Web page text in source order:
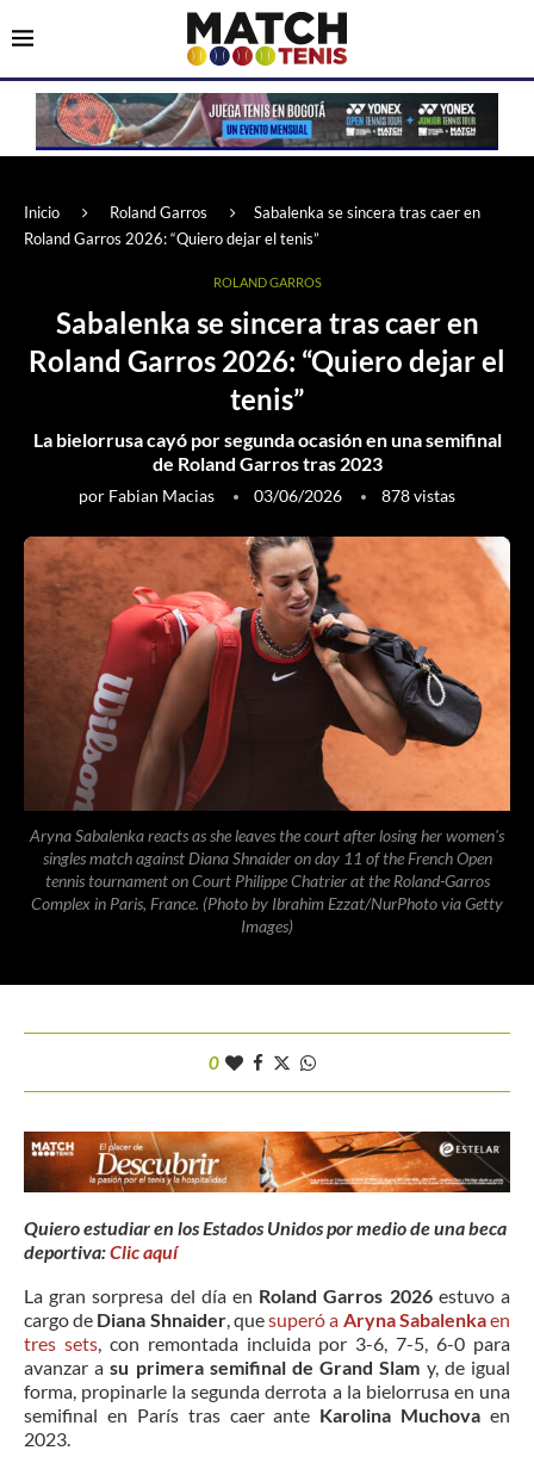
Inicio Roland Garros
Sabalenka se sincera tras caer en
Roland Garros 2026: “Quiero dejar el tenis”
ROLAND GARROS
Sabalenka se sincera tras caer en
Roland Garros 2026: “Quiero dejar el
tenis”
La bielorrusa cayó por segunda ocasión en una semifinal
de Roland Garros tras 2023
por Fabian Macias 03/06/2026 878vistas
Aryna Sabalenka reacts as she leaves the court after losing her women's
singles match against Diana Shnaider on day 11 of the French Open
tennis tournament on Court Philippe Chatrier at the Roland-Garros
Complex in Paris, France. (Photo by Ibrahim Ezzat/NurPhoto via Getty
Images)
0
Quiero estudiar en los Estados Unidos por medio de una beca
deportiva:Clic aquí
La gran sorpresa del día en Roland Garros 2026estuvo a
cargo de Diana Shnaider, quesuperó a Aryna Sabalenkaen
tres sets, con remontada incluida por 3-6, 7-5, 6-0 para
avanzar asu primera semifinal de Grand Slam y, de igual
forma, propinarle la segunda derrota a la bielorrusa en una
semifinal en París tras caer ante Karolina Muchova en
2023.